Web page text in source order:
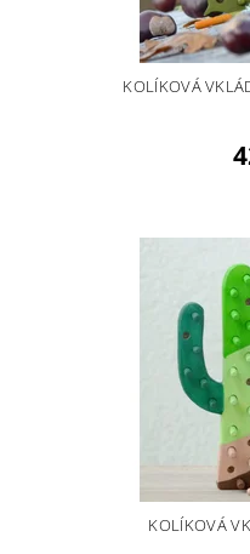
KOLÍKOVÁ
KOLÍKOVÁ